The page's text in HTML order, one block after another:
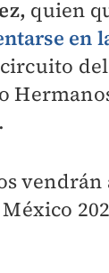
quien
en
del
vendrán